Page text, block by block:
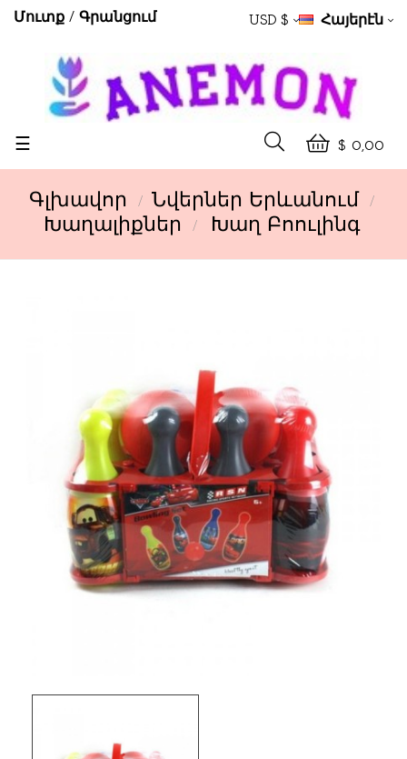
Մուտք Գրանցում USD $ Հայերէն
$ 0,00
Toggle
☰
Գլխավոր
Նվերներ Երևանում
Խաղալիքներ
Խաղ Բոուլինգ